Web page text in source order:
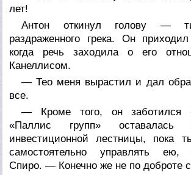
лет!
Антон откинул голову —
раздраженного грека. Он
когда речь заходила о его
Канеллисом.
— Тео меня вырастил и дал
все.
— Кроме того, он заботился
«Паллис групп»
инвестиционной лестницы, пока
самостоятельно управлять
Спиро. — Конечно же не по доброте